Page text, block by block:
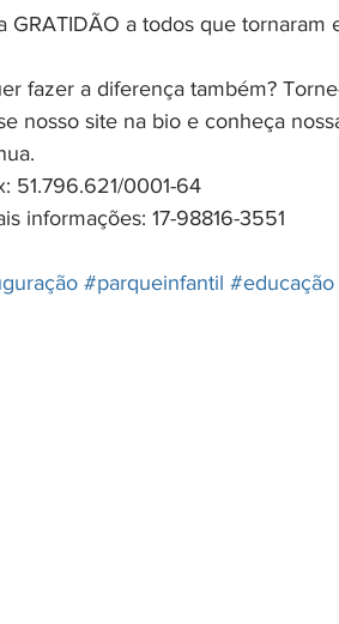
GRATIDÃO a todos que tornaram
fazer a diferença também?
nosso site na bio e conheça
51.796.621/0001-64
informações: 17-98816-3551
#parqueinfantil #educação